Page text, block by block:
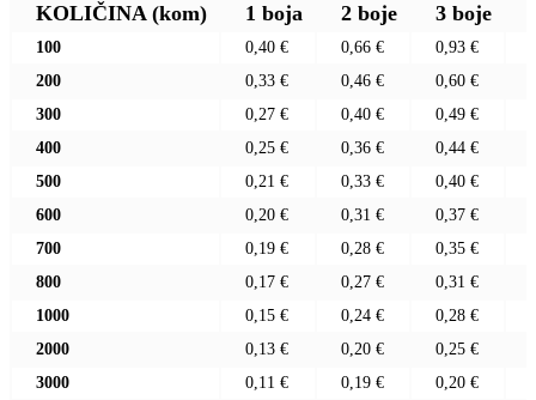
KOLIČINA (kom) 1 boja 2 boje 3 boje
100 0,40 € 0,66 € 0,93 €
200
0,33 € 0,46 € 0,60 €
300
0,27 € 0,40 € 0,49 €
400
0,25 € 0,36 € 0,44 €
500
0,21 € 0,33 € 0,40 €
600
0,20 € 0,31 € 0,37 €
700
0,19 € 0,28 € 0,35 €
800
0,17 € 0,27 € 0,31 €
1000
0,15 € 0,24 € 0,28 €
2000
0,13 € 0,20 € 0,25 €
3000
0,11 € 0,19 € 0,20 €